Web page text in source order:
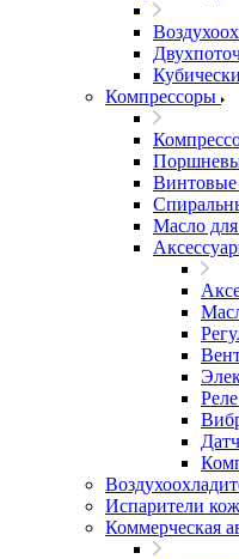
Компрессоры
Винтовые
Масло
Испарители
Коммерческая